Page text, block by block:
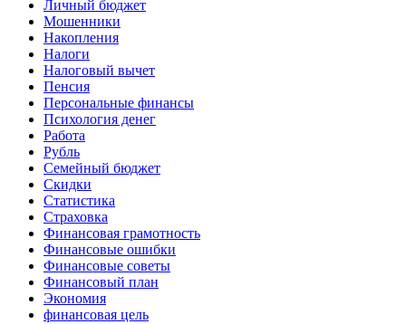
Личный бюджет
Мошенники
Накопления
Налоги
Налоговый вычет
Пенсия
Персональные финансы
Психология денег
Работа
Рубль
Семейный бюджет
Скидки
Статистика
Страховка
Финансовая грамотность
Финансовые ошибки
Финансовые советы
Финансовый план
Экономия
финансовая цель